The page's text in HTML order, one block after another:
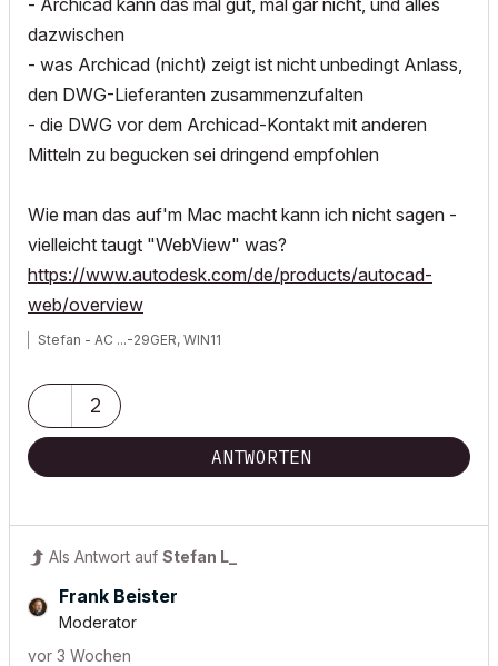
- Archicad kann das mal gut, mal gar nicht, und alles
dazwischen
- was Archicad (nicht) zeigt ist nicht unbedingt Anlass,
den DWG-Lieferanten zusammenzufalten
- die DWG vor dem Archicad-Kontakt mit anderen
Mitteln zu begucken sei dringend empfohlen
Wie man das auf'm Mac macht kann ich nicht sagen -
vielleicht taugt "WebView" was?
https://www.autodesk.com/de/products/autocad-
web/overview
Stefan - AC ...-29GER, WIN11
2
ANTWORTEN
Als Antwort auf Stefan L_
Frank Beister
Moderator
vor 3 Wochen